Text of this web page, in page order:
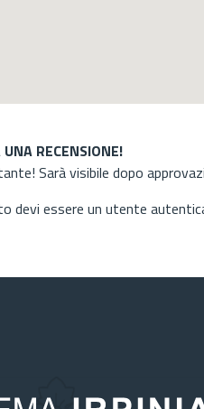
RECENSIONE!
Sarà visibile dopo
devi essere un utente